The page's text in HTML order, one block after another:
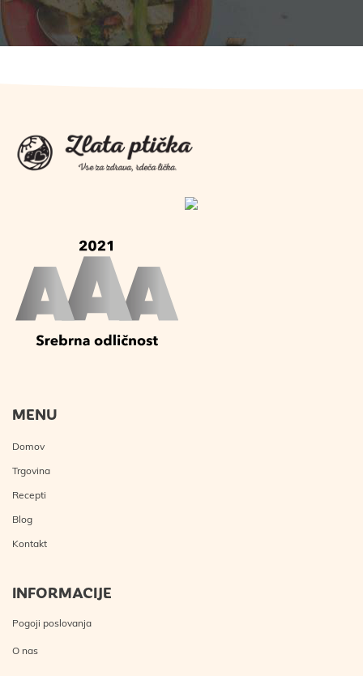
MENU
Domov
Trgovina
Recepti
Blog
Kontakt
INFORMACIJE
Pogoji poslovanja
O nas